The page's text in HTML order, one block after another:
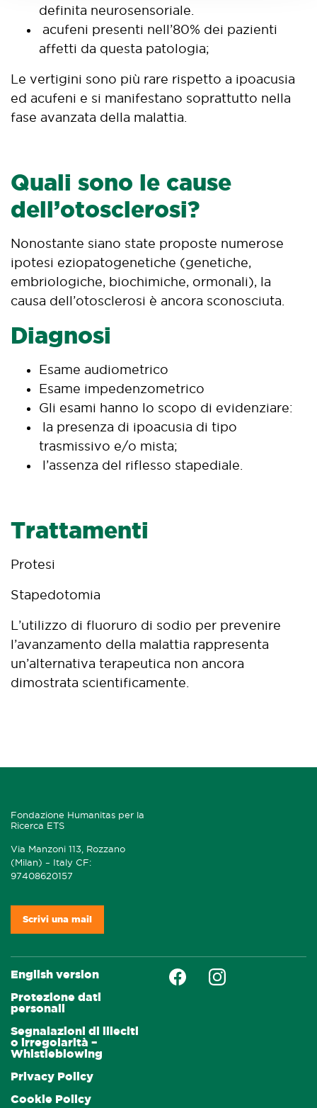
definita neurosensoriale.
acufeni presenti nell’80% dei pazienti
affetti da questa patologia;
Le vertigini sono più rare rispetto a ipoacusia
ed acufeni e si manifestano soprattutto nella
fase avanzata della malattia.
Quali sono le cause
dell’otosclerosi?
Nonostante siano state proposte numerose
ipotesi eziopatogenetiche (genetiche,
embriologiche, biochimiche, ormonali), la
causa dell’otosclerosi è ancora sconosciuta.
Diagnosi
Esame audiometrico
Esame impedenzometrico
Gli esami hanno lo scopo di evidenziare:
la presenza di ipoacusia di tipo
trasmissivo e/o mista;
l’assenza del riflesso stapediale.
Trattamenti
Protesi
Stapedotomia
L’utilizzo di fluoruro di sodio per prevenire
l’avanzamento della malattia rappresenta
un’alternativa terapeutica non ancora
dimostrata scientificamente.
Fondazione Humanitas per la
Ricerca ETS
Via Manzoni 113, Rozzano
(Milan) – Italy CF:
97408620157
Scrivi una mail
English version
Protezione dati
personali
Segnalazioni di illeciti
o irregolarità –
Whistleblowing
Privacy Policy
Cookie Policy
FaceboockInstagram